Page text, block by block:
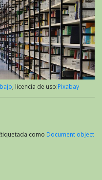
, licencia de uso:Pixabay
como Document object